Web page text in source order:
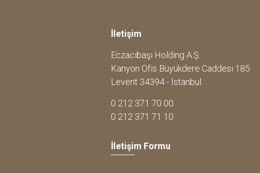
İletişim
Eczacıbaşı Holding A.Ş.
Kanyon Ofis Büyükdere Caddesi 185
Levent 34394 - İstanbul
0 212 371 70 00
0 212 371 71 10
İletişim Formu